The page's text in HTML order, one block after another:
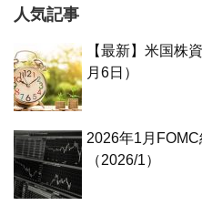
人気記事
【最新】米国株
月6日）
2026年1月
（2026/1）